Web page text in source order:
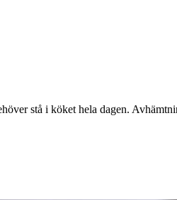
stå i köket hela dagen.